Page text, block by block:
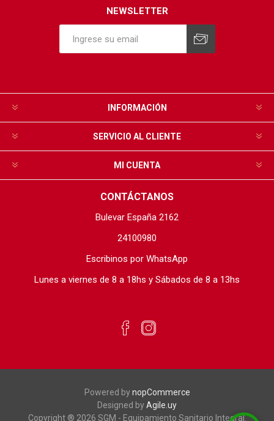
NEWSLETTER
INFORMACIÓN
SERVICIO AL CLIENTE
MI CUENTA
CONTÁCTANOS
Bulevar España 2162
24100980
Escribinos por WhatsApp
Lunes a viernes de 8 a 18hs y Sábados de 8 a 13hs
Powered bynopCommerce
Designed byAgile.uy
Copyright ® 2026 SGM - Equipamiento Sanitario Integral.